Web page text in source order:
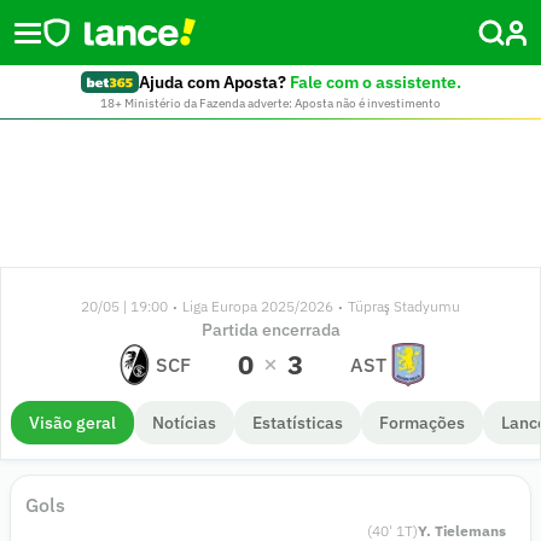
Ajuda com Aposta? Fale com o assistente.
18+ Ministério da Fazenda adverte: Aposta não é investimento
20/05 | 19:00 • Liga Europa 2025/2026 • Tüpraş Stadyumu
Partida encerrada
SCF 0 3 AST
Visão geral Notícias Estatísticas Formações
Gols
(40' 1T)Y. Tielemans